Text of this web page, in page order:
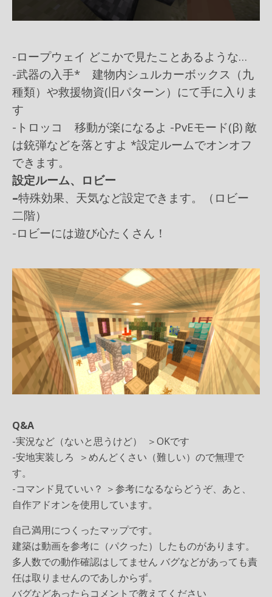
-ロープウェイ どこかで見たことあるような…
-武器の入手* 建物内シュルカーボックス（九
種類）や救援物資(旧パターン）にて手に入りま
す
-トロッコ 移動が楽になるよ -PvEモード(β) 敵
は銃弾などを落とすよ *設定ルームでオンオフ
できます。
設定ルーム、ロビー
–特殊効果、天気など設定できます。（ロビー
二階）
-ロビーには遊び心たくさん！
Q&A
-実況など（ないと思うけど） ＞OKです
-安地実装しろ ＞めんどくさい（難しい）ので無理で
す。
-コマンド見ていい？ ＞参考になるならどうぞ、あと、
自作アドオンを使用しています。
自己満用につくったマップです。
建築は動画を参考に（パクった）したものがあります。
多人数での動作確認はしてません バグなどがあっても責
任は取りませんのであしからず。
バグなどあったらコメントで教えてください